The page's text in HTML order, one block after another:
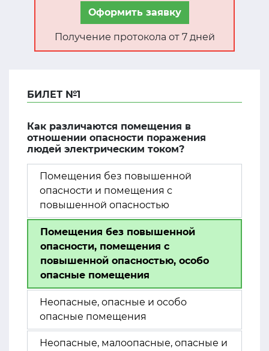
Оформить заявку
Получение протокола от 7 дней
БИЛЕТ №1
Как различаются помещения в
отношении опасности поражения
людей электрическим током?
Помещения без повышенной
опасности и помещения с
повышенной опасностью
Помещения без повышенной
опасности, помещения с
повышенной опасностью, особо
опасные помещения
Неопасные, опасные и особо
опасные помещения
Неопасные, малоопасные, опасные и